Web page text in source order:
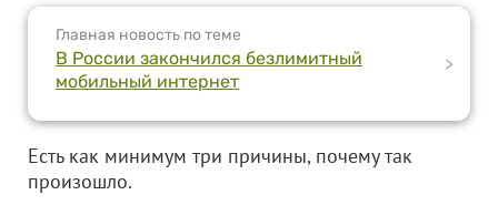
Главная новость по теме
В России закончился безлимитный
мобильный интернет
>
Есть как минимум три причины, почему так
произошло.